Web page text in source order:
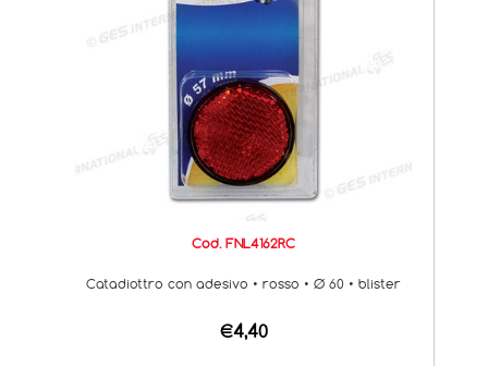
Cod. FNL4162RC
Catadiottro con adesivo • rosso • Ø 60 • blister
€4,40